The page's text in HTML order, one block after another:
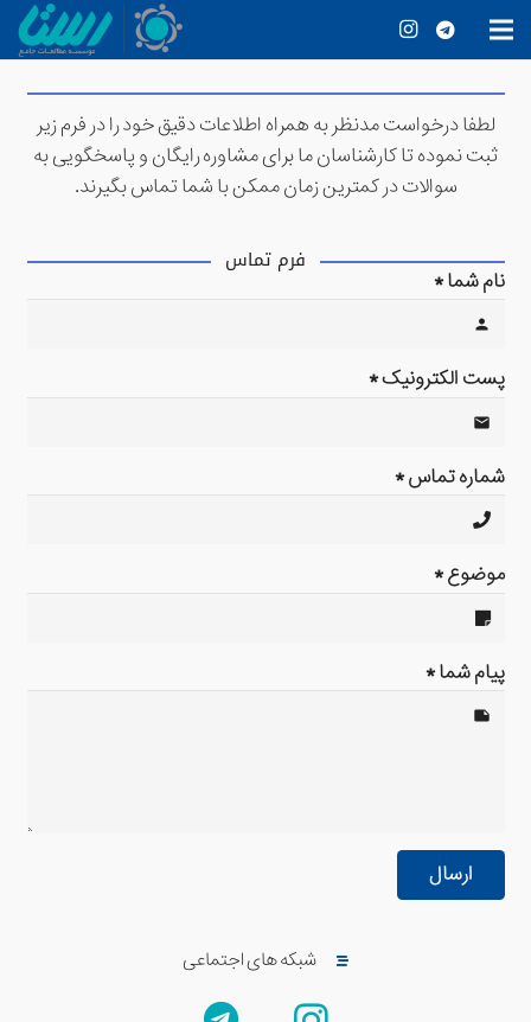
لطفا درخواست مدنظر به همراه اطلاعات دقیق خود را در فرم زیر
ثبت نموده تا کارشناسان ما برای مشاوره رایگان و پاسخگویی به
سوالات در کمترین زمان ممکن با شما تماس بگیرند.
فرم تماس
نام شما *
person
پست الکترونیک *
mail
شماره تماس *
موضوع *
پیام شما *
note
ارسال
شبکه های اجتماعی